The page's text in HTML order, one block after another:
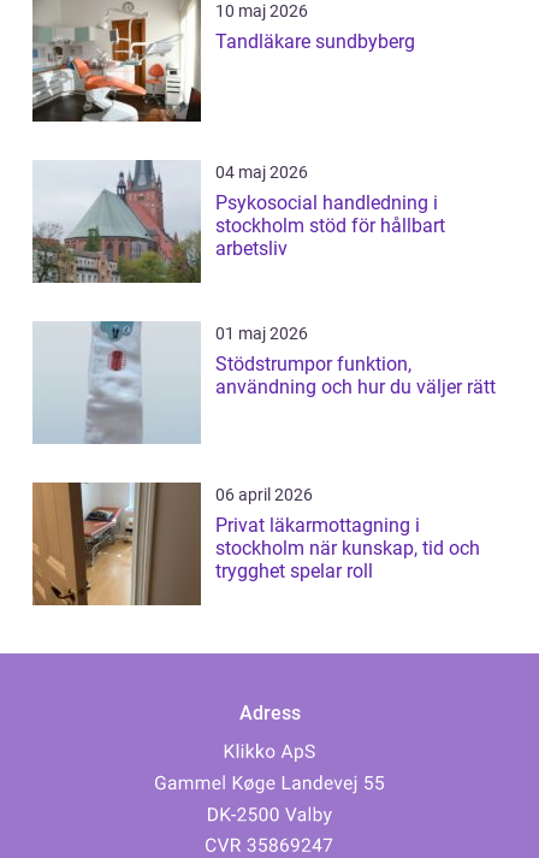
10 maj 2026
Tandläkare sundbyberg
04 maj 2026
Psykosocial handledning i
stockholm stöd för hållbart
arbetsliv
01 maj 2026
Stödstrumpor funktion,
användning och hur du väljer rätt
06 april 2026
Privat läkarmottagning i
stockholm när kunskap, tid och
trygghet spelar roll
Adress